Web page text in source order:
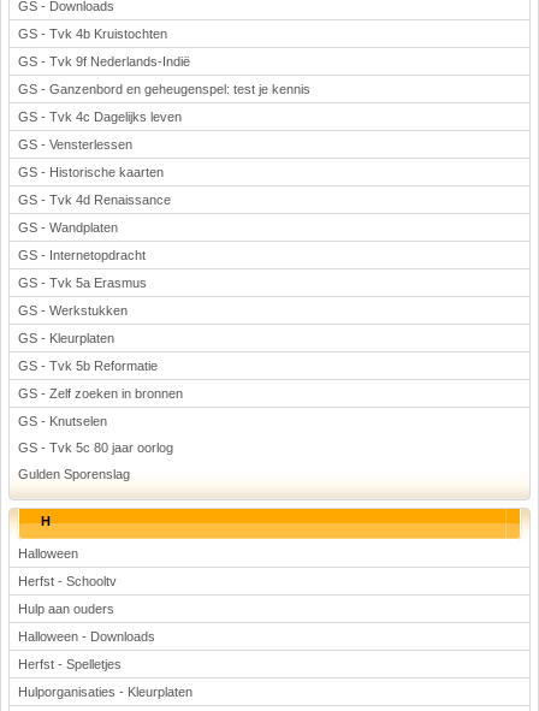
GS - Downloads
GS - Tvk 4b Kruistochten
GS - Tvk 9f Nederlands-Indië
GS - Ganzenbord en geheugenspel: test je kennis
GS - Tvk 4c Dagelijks leven
GS - Vensterlessen
GS - Historische kaarten
GS - Tvk 4d Renaissance
GS - Wandplaten
GS - Internetopdracht
GS - Tvk 5a Erasmus
GS - Werkstukken
GS - Kleurplaten
GS - Tvk 5b Reformatie
GS - Zelf zoeken in bronnen
GS - Knutselen
GS - Tvk 5c 80 jaar oorlog
Gulden Sporenslag
H
Halloween
Herfst - Schooltv
Hulp aan ouders
Halloween - Downloads
Herfst - Spelletjes
Hulporganisaties - Kleurplaten